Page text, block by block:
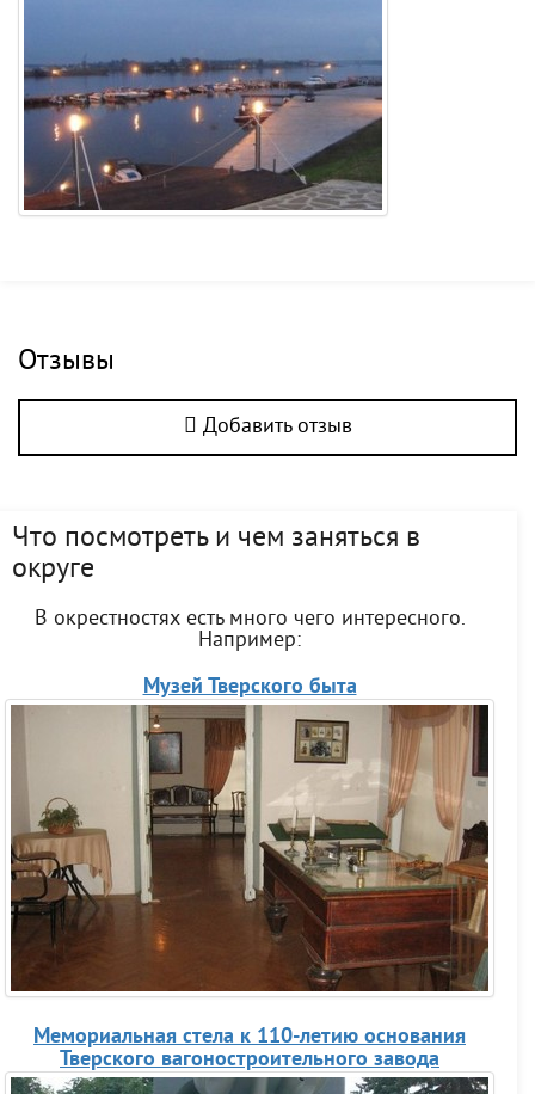
Отзывы
Добавить отзыв
Что посмотреть и чем заняться в
округе
В окрестностях есть много чего интересного.
Например:
Музей Тверского быта
Мемориальная стела к 110-летию основания
Тверского вагоностроительного завода